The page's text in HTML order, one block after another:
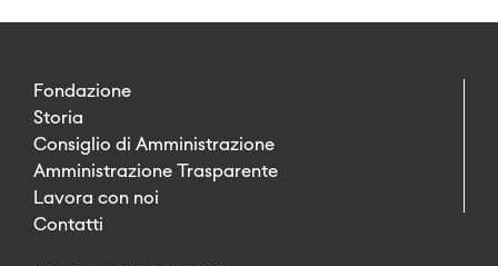
Fondazione
Storia
Consiglio di Amministrazione
Amministrazione Trasparente
Lavora con noi
Contatti